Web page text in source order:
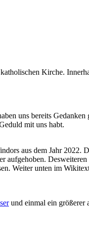
Kirche.
uns bereits Gedanken
mit uns habt.
aus dem Jahr 2022.
aufgehoben.
Weiter unten im
und einmal ein größerer